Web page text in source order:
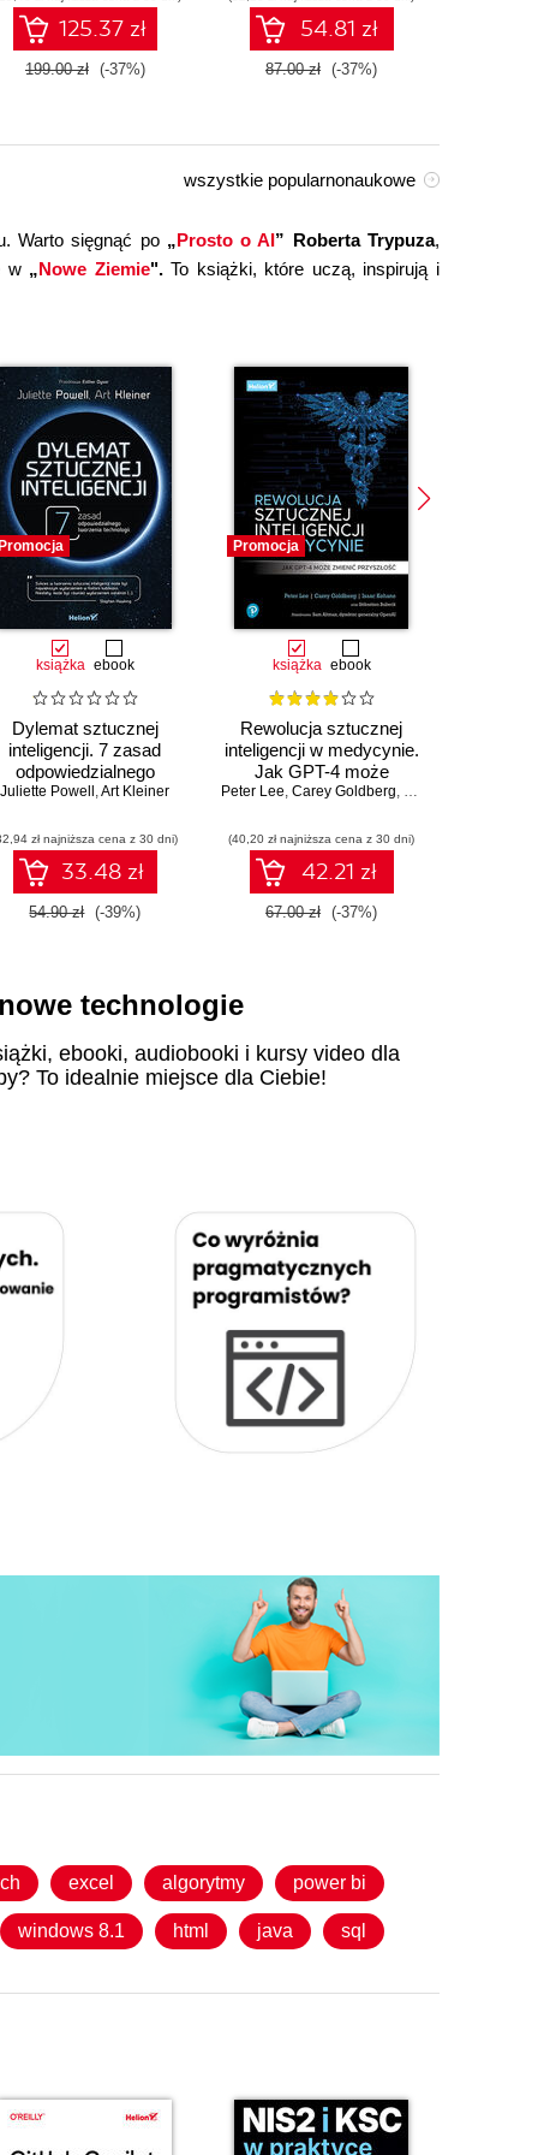
125.37 zł
199.00 zł (-37%)
technologiami OpenAI
dla zwiększenia
produktywności i
kreatywności. Wydanie II
54.81 zł
87.00 zł (-37%)
Warto sięgnąć po „Prosto o AI” Roberta Trypuza,
w „Nowe Ziemie".To książki, które uczą, inspirują i
wszystkie popularnonaukowe
Promocja
książka ebook
Dylemat sztucznej
inteligencji. 7 zasad
odpowiedzialnego
tworzenia technologii
Juliette Powell ,Art Kleiner
zł najniższa cena z 30 dni)
33.48 zł
54.90 zł (-39%)
Promocja
książka ebook
Rewolucja sztucznej
inteligencji w medycynie.
Jak GPT-4 może
zmienić przyszłość
Peter Lee,Carey Goldberg, Isaac Kohane
(40,20 zł najniższa cena z 30 dni)
42.21 zł
67.00 zł (-37%)
technologie
ebooki, audiobooki i kursy video dla
To idealnie miejsce dla Ciebie!
excel algorytmy power bi
windows 8.1 html java sql